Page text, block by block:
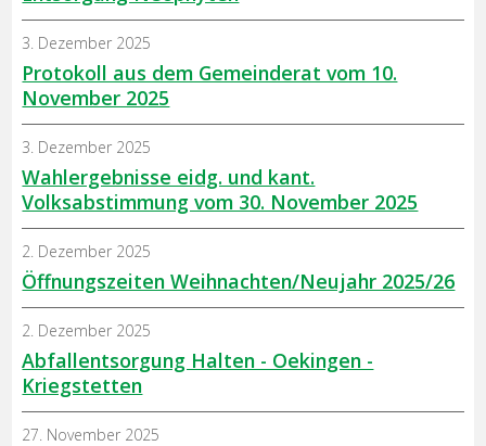
Protokoll aus dem Gemeinderat vom 10.
November 2025
3. Dezember 2025
Wahlergebnisse eidg. und kant.
Volksabstimmung vom 30. November 2025
3. Dezember 2025
Öffnungszeiten Weihnachten/Neujahr 2025/26
2. Dezember 2025
Abfallentsorgung Halten - Oekingen -
Kriegstetten
2. Dezember 2025
27. November 2025